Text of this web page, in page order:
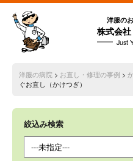
洋服の
株式会
Just
洋服の病院 > お直し・修理の事例 >
ぐお直し（かけつぎ）
絞込み検索